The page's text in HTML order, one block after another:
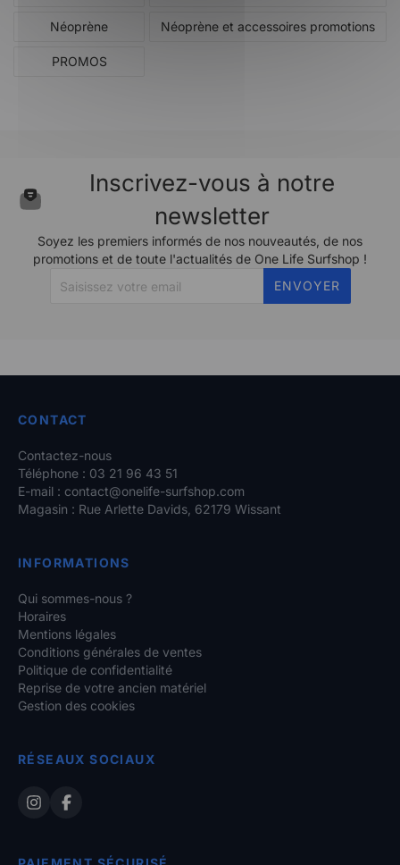
Néoprène Néoprène et accessoires promotions
PROMOS
Inscrivez-vous à notre
newsletter
Soyez les premiers informés de nos nouveautés, de nos
promotions et de toute l'actualités de One Life Surfshop !
ENVOYER
CONTACT
Contactez-nous
Téléphone : 03 21 96 43 51
E-mail : contact@onelife-surfshop.com
Magasin : Rue Arlette Davids, 62179 Wissant
INFORMATIONS
Qui sommes-nous ?
Horaires
Mentions légales
Conditions générales de ventes
Politique de confidentialité
Reprise de votre ancien matériel
Gestion des cookies
RÉSEAUX SOCIAUX